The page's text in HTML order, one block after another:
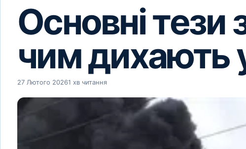
Основні тези
чим дихають
27 Лютого 20261 хв читання